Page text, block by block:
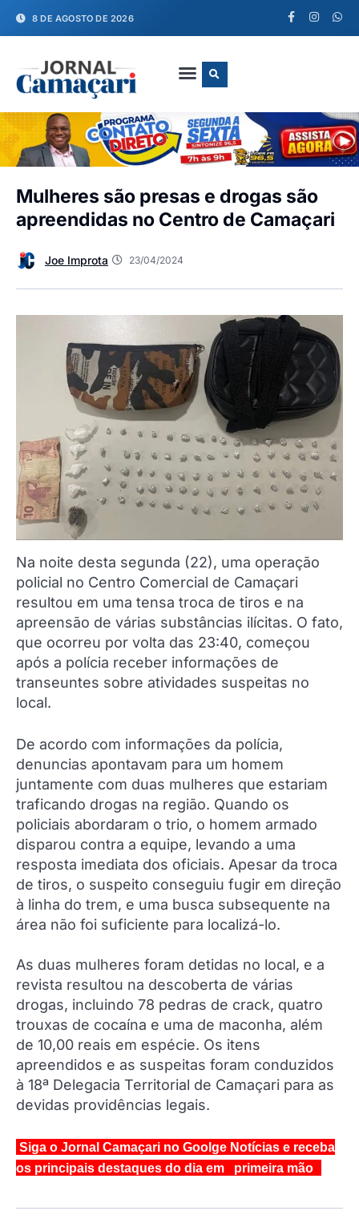
8 DE AGOSTO DE 2026
Mulheres são presas e drogas são
apreendidas no Centro de Camaçari
Joe Improta 23/04/2024
Na noite desta segunda (22), uma operação
policial no Centro Comercial de Camaçari
resultou em uma tensa troca de tiros e na
apreensão de várias substâncias ilícitas. O fato,
que ocorreu por volta das 23:40, começou
após a polícia receber informações de
transeuntes sobre atividades suspeitas no
local.
De acordo com informações da polícia,
denuncias apontavam para um homem
juntamente com duas mulheres que estariam
traficando drogas na região. Quando os
policiais abordaram o trio, o homem armado
disparou contra a equipe, levando a uma
resposta imediata dos oficiais. Apesar da troca
de tiros, o suspeito conseguiu fugir em direção
à linha do trem, e uma busca subsequente na
área não foi suficiente para localizá-lo.
As duas mulheres foram detidas no local, e a
revista resultou na descoberta de várias
drogas, incluindo 78 pedras de crack, quatro
trouxas de cocaína e uma de maconha, além
de 10,00 reais em espécie. Os itens
apreendidos e as suspeitas foram conduzidos
à 18ª Delegacia Territorial de Camaçari para as
devidas providências legais.
Siga o Jornal Camaçari no Goolge Notícias e receba
os principais destaques do dia em primeira mão